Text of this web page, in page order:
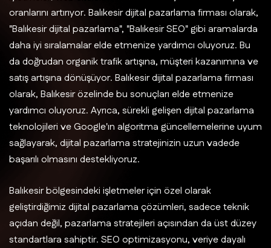
oranlarını artırıyor. Balıkesir dijital pazarlama firması olarak,
"Balıkesir dijital pazarlama", "Balıkesir SEO" gibi aramalarda
daha iyi sıralamalar elde etmenize yardımcı oluyoruz. Bu
da doğrudan organik trafik artışına, müşteri kazanımına ve
satış artışına dönüşüyor. Balıkesir dijital pazarlama firması
olarak, Balıkesir özelinde bu sonuçları elde etmenize
yardımcı oluyoruz. Ayrıca, sürekli gelişen dijital pazarlama
teknolojileri ve Google'ın algoritma güncellemelerine uyum
sağlayarak, dijital pazarlama stratejinizin uzun vadede
başarılı olmasını destekliyoruz.
Balıkesir bölgesindeki işletmeler için özel olarak
geliştirdiğimiz dijital pazarlama çözümleri, sadece teknik
açıdan değil, pazarlama stratejileri açısından da üst düzey
standartlara sahiptir. SEO optimizasyonu, veriye dayalı